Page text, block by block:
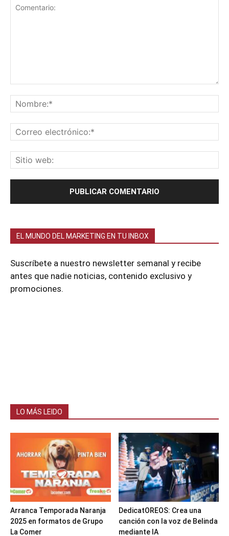
EL MUNDO DEL MARKETING EN TU INBOX
Suscríbete a nuestro newsletter semanal y recibe
antes que nadie noticias, contenido exclusivo y
promociones.
LO MÁS LEIDO
Arranca Temporada Naranja
2025 en formatos de Grupo
La Comer
DedicatOREOS: Crea una
canción con la voz de Belinda
mediante IA